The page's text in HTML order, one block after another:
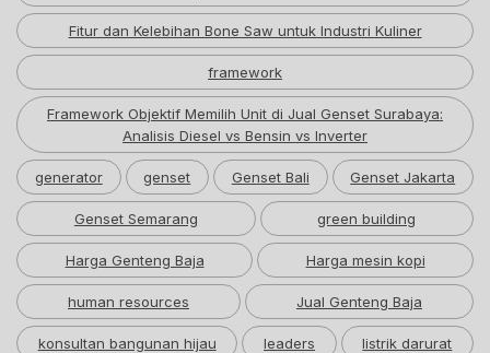
Fitur dan Kelebihan Bone Saw untuk Industri Kuliner
framework
Framework Objektif Memilih Unit di Jual Genset Surabaya:
Analisis Diesel vs Bensin vs Inverter
generator genset Genset Bali Genset Jakarta
Genset Semarang green building
Harga Genteng Baja Harga mesin kopi
human resources Jual Genteng Baja
konsultan bangunan hijau leaders listrik darurat